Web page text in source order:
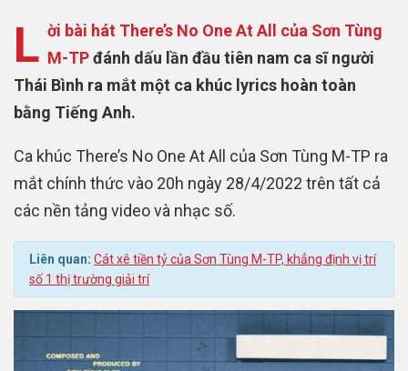
L ời bài hát There’s No One At All của Sơn Tùng
M-TPđánh dấu lần đầu tiên nam ca sĩ người
Thái Bình ra mắt một ca khúc lyrics hoàn toàn
bằng Tiếng Anh.
Ca khúc There’s No One At All của Sơn Tùng M-TP ra
mắt chính thức vào 20h ngày 28/4/2022 trên tất cả
các nền tảng video và nhạc số.
Liên quan: Cát xê tiền tỷ của Sơn Tùng M-TP, khẳng định vị trí
số 1 thị trường giải trí